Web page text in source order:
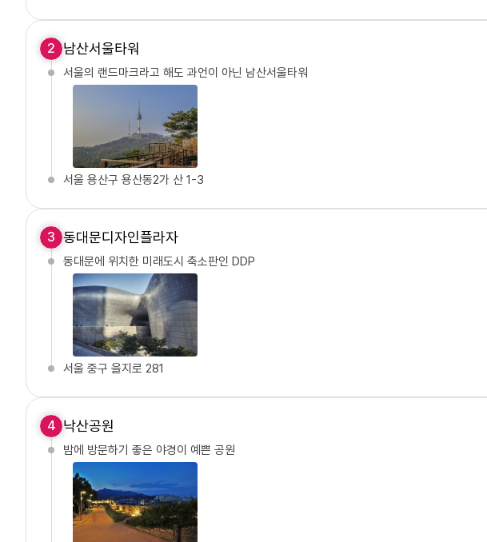
2 남산서울타워
서울의 랜드마크라고 해도 과언이 아닌 남산서울타워
서울 용산구 용산동2가 산 1-3
3 동대문디자인플라자
동대문에 위치한 미래도시 축소판인 DDP
서울 중구 을지로 281
4 낙산공원
밤에 방문하기 좋은 야경이 예쁜 공원